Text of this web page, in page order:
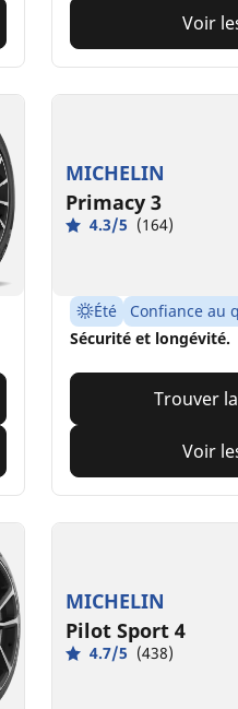
Voir
MICHELIN
Primacy 3
4.3/5 (164)
Été
Confiance au
Sécurité et longévité.
Trouver
Voir
MICHELIN
Pilot Sport 4
4.7/5 (438)